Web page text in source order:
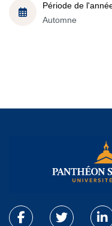
Période de
Automne